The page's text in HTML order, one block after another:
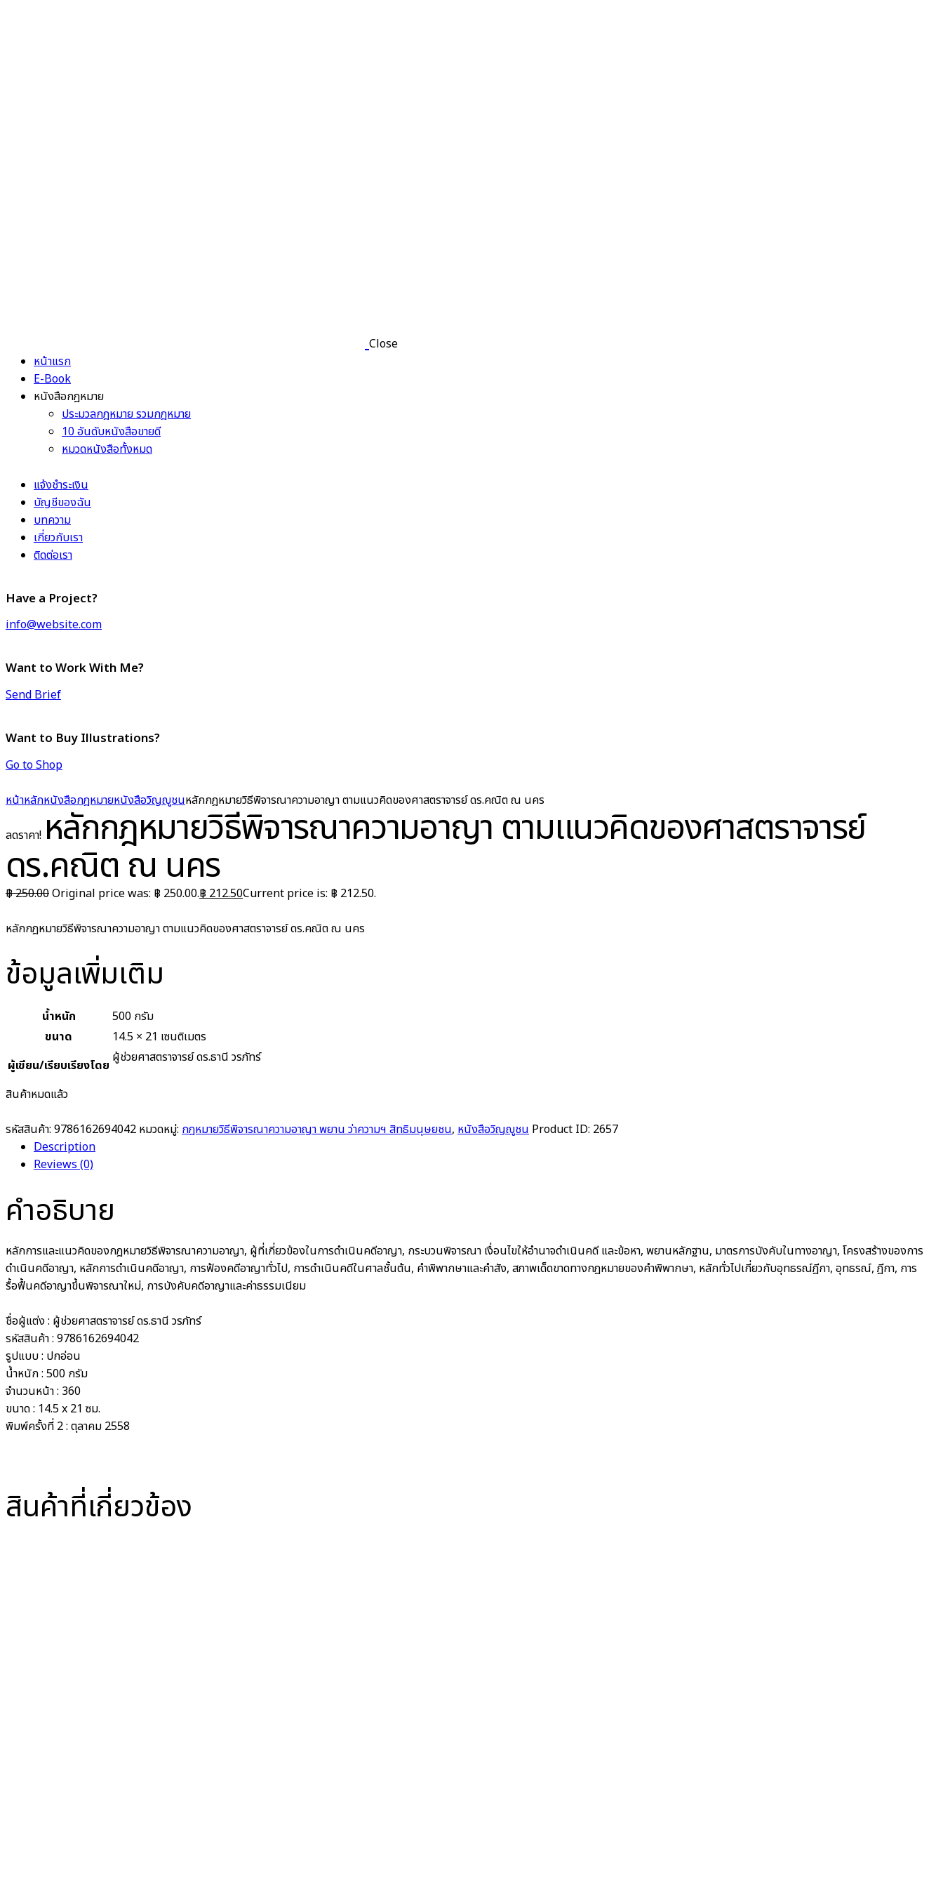
Close
หน้าแรก
E-Book
หนังสือกฎหมาย
ประมวลกฎหมาย รวมกฎหมาย
10 อันดับหนังสือขายดี
หมวดหนังสือทั้งหมด
แจ้งชำระเงิน
บัญชีของฉัน
บทความ
เกี่ยวกับเรา
ติดต่อเรา
Have a Project?
info@website.com
Want to Work With Me?
Send Brief
Want to Buy Illustrations?
Go to Shop
หน้าหลักหนังสือกฎหมายหนังสือวิญญูชนหลักกฎหมายวิธีพิจารณาความอาญา ตามแนวคิดของศาสตราจารย์ ดร.คณิต ณ นคร
ลดราคา! หลักกฎหมายวิธีพิจารณาความอาญา ตามแนวคิดของศาสตราจารย์
ดร.คณิต ณ นคร
฿250.00Original price was: ฿ 250.00.฿ 212.50Current price is: ฿ 212.50.
หลักกฎหมายวิธีพิจารณาความอาญา ตามแนวคิดของศาสตราจารย์ ดร.คณิต ณ นคร
ข้อมูลเพิ่มเติม
น้ำหนัก
500 กรัม
ขนาด
14.5 × 21 เซนติเมตร
ผู้เขียน/เรียบเรียงโดย ผู้ช่วยศาสตราจารย์ ดร.ธานี วรภัทร์
สินค้าหมดแล้ว
รหัสสินค้า: 9786162694042 หมวดหมู่: กฎหมายวิธีพิจารณาความอาญา พยาน ว่าความฯ สิทธิมนุษยชน, หนังสือวิญญูชน Product ID: 2657
Description
Reviews (0)
คำอธิบาย
หลักการและแนวคิดของกฎหมายวิธีพิจารณาความอาญา, ผู้ที่เกี่ยวข้องในการดำเนินคดีอาญา, กระบวนพิจารณา เงื่อนไขให้อำนาจดำเนินคดี และข้อหา, พยานหลักฐาน, มาตรการบังคับในทางอาญา, โครงสร้างของการ
ดำเนินคดีอาญา, หลักการดำเนินคดีอาญา, การฟ้องคดีอาญาทั่วไป, การดำเนินคดีในศาลชั้นต้น, คำพิพากษาและคำสัง, สภาพเด็ดขาดทางกฎหมายของคำพิพากษา, หลักทั่วไปเกี่ยวกับอุทธรณ์ฎีกา, อุทธรณ์, ฎีกา, การ
รื้อฟื้นคดีอาญาขึ้นพิจารณาใหม่, การบังคับคดีอาญาและค่าธรรมเนียม
ชื่อผู้แต่ง : ผู้ช่วยศาสตราจารย์ ดร.ธานี วรภัทร์
รหัสสินค้า : 9786162694042
รูปแบบ : ปกอ่อน
น้ำหนัก : 500 กรัม
จำนวนหน้า : 360
ขนาด : 14.5 x 21 ซม.
พิมพ์ครั้งที่ 2 : ตุลาคม 2558
สินค้าที่เกี่ยวข้อง